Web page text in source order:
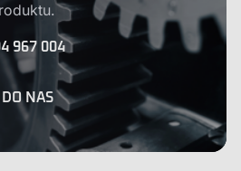
967 004
NAS